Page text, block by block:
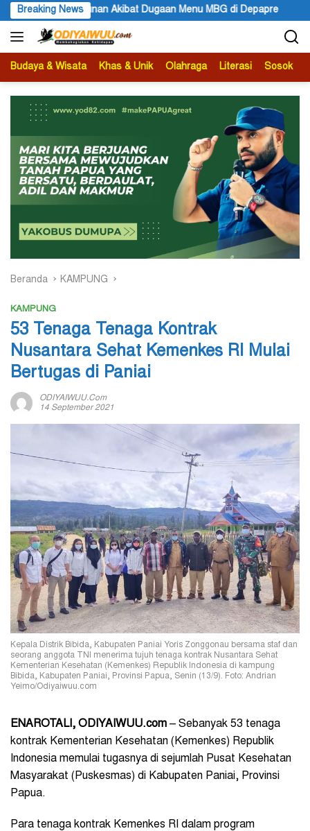
Langsung
ke
konten
Breaking News
Akibat Dugaan Menu MBG di Depapre Bupati
Budaya & Wisata Khas & Unik Olahraga Literasi Sosok
Beranda KAMPUNG
KAMPUNG
53 Tenaga Tenaga Kontrak
Nusantara Sehat Kemenkes RI Mulai
Bertugas di Paniai
ODIYAIWUU.com
14 September 2021
Kepala Distrik Bibida, Kabupaten Paniai Yoris Zonggonau bersama staf dan
seorang anggota TNI menerima tujuh tenaga kontrak Nusantara Sehat
Kementerian Kesehatan (Kemenkes) Republik Indonesia di kampung
Bibida, Kabupaten Paniai, Provinsi Papua, Senin (13/9). Foto: Andrian
Yeimo/Odiyaiwuu.com
ENAROTALI, ODIYAIWUU.com – Sebanyak 53 tenaga
kontrak Kementerian Kesehatan (Kemenkes) Republik
Indonesia memulai tugasnya di sejumlah Pusat Kesehatan
Masyarakat (Puskesmas) di Kabupaten Paniai, Provinsi
Papua.
Para tenaga kontrak Kemenkes RI dalam program